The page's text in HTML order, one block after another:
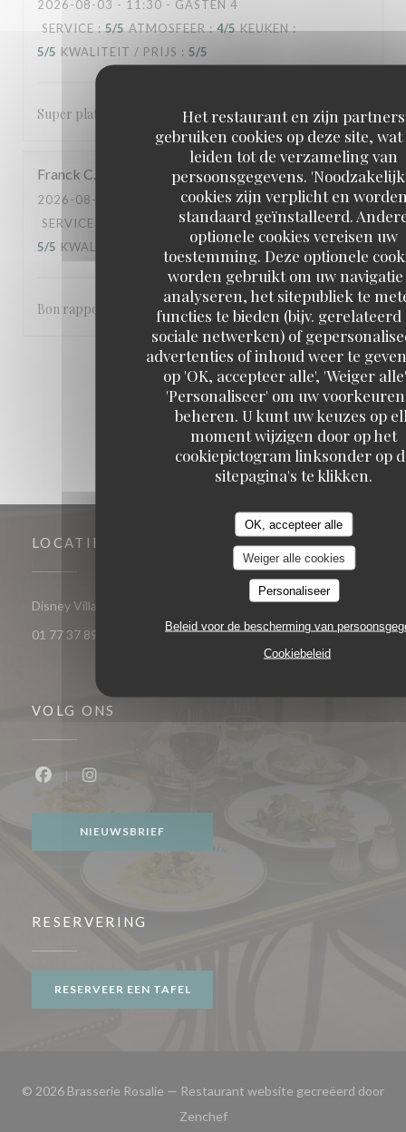
Het restaurant en zijn partners
gebruiken cookies op deze site,
leiden tot de verzameling van
persoonsgegevens.
cookies zijn verplicht en
standaard geïnstalleerd.
optionele cookies vereisen uw
toestemming. Deze optionele
worden gebruikt om uw
analyseren, het sitepubliek te
functies te bieden (bijv. gerelateerd
sociale netwerken) of
advertenties of inhoud weer te
op 'OK, accepteer alle', 'Weiger
'Personaliseer' om uw
beheren. U kunt uw keuzes op
moment wijzigen door op het
cookiepictogram linksonder op
sitepagina's te klikken.
OK, accepteer alle
Weiger alle cookies
Personaliseer
Beleid voor de bescherming van
Cookiebeleid
2026-08-03 - 11:30 - GASTEN 4
SERVICE : 5/5 ATMOSFEER: 4/5 KEUKEN:
5/5 KWALITEIT / PRIJS : 5/5
Super plats delicieux Un super moment passer
Franck C
2026-08-05
- 13:00 - GASTEN 2
SERVICE
ATMOSFEER: 5/5 KEUKEN:
5/5 KWALITEIT / PRIJS 5/5
Bon rapport qualité prix, rien à redire sur notre venue 👍
1 2 3
LOCATIE
Disney Village 77700 Chessy
((opent in een nieuw venster))
01 77 37 89 14
VOLG ONS
NIEUWSBRIEF
RESERVERING
RESERVEER EEN TAFEL
© 2026 Brasserie Rosalie — Restaurant website gecreëerd door
Zenchef((opent in een nieuw venster))